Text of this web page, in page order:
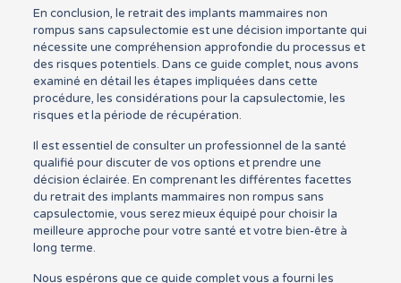
En conclusion, le retrait des implants mammaires non
rompus sans capsulectomie est une décision importante qui
nécessite une compréhension approfondie du processus et
des risques potentiels. Dans ce guide complet, nous avons
examiné en détail les étapes impliquées dans cette
procédure, les considérations pour la capsulectomie, les
risques et la période de récupération.
Il est essentiel de consulter un professionnel de la santé
qualifié pour discuter de vos options et prendre une
décision éclairée. En comprenant les différentes facettes
du retrait des implants mammaires non rompus sans
capsulectomie, vous serez mieux équipé pour choisir la
meilleure approche pour votre santé et votre bien-être à
long terme.
Nous espérons que ce guide complet vous a fourni les